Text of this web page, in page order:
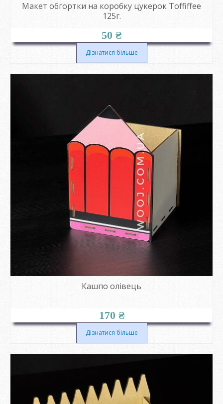
Макет обгортки на коробку цукерок Toffiffee
125г.
50 ₴
Дізнатися більше
Кашпо олівець
170 ₴
Дізнатися більше